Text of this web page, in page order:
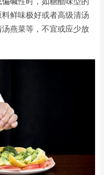
鲜味极好或者高级清汤
燕菜等，不宜或应少放